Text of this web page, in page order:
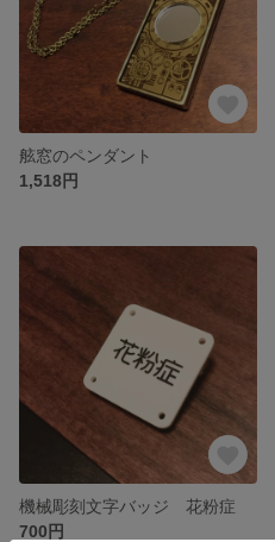
舷窓のペンダント
1,518円
機械彫刻文字バッジ 花粉症
700円